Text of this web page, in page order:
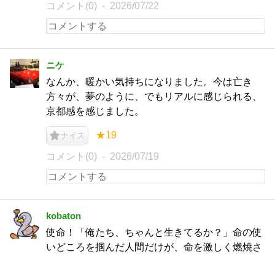
コメント(0) 2026/07/22
ニケ
なんか、暖かい気持ちになりました。今は亡き
方々が、夢のように、でもリアルに感じられる、
京都感を感じました。
ナイス ★19
コメント(0) 2026/07/19
kobaton
使命！「俺たち、ちゃんと生きてるか？」命の使
いどころを掴んだ人間だけが、命を激しく燃焼さ